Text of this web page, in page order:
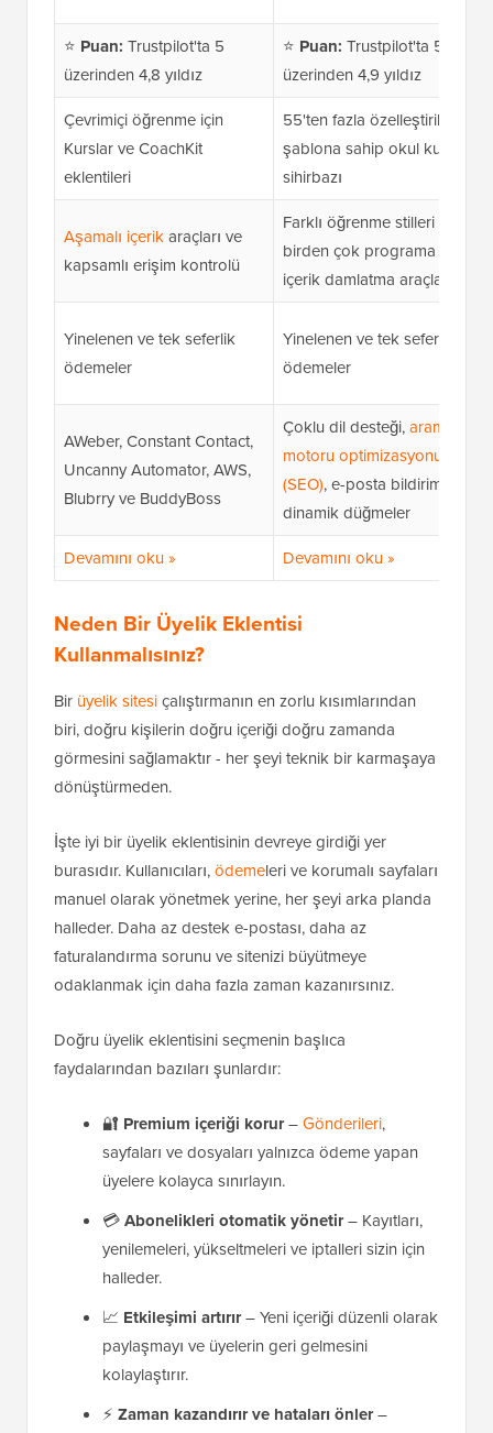
⭐ Puan: Trustpilot'ta 5
üzerinden 4,8 yıldız
⭐ Puan: Trustpilot'ta 5
üzerinden 4,9 yıldız
Çevrimiçi öğrenme için
Kurslar ve CoachKit
eklentileri
55'ten fazla özelleştirilebilir
şablona sahip okul kurulum
sihirbazı
Aşamalı içerikaraçları ve
kapsamlı erişim kontrolü
Farklı öğrenme stilleri için
birden çok programa sahip
içerik damlatma araçları
Yinelenen ve tek seferlik
ödemeler
Yinelenen ve tek seferlik
ödemeler
AWeber, Constant Contact,
Uncanny Automator, AWS,
Blubrry ve BuddyBoss
Çoklu dil desteği,arama
motoru optimizasyonu
(SEO), e-posta bildirimi ve
dinamik düğmeler
Devamını oku »
Devamını oku »
Neden Bir Üyelik Eklentisi
Kullanmalısınız?
Bir üyelik sitesiçalıştırmanın en zorlu kısımlarından
biri, doğru kişilerin doğru içeriği doğru zamanda
görmesini sağlamaktır - her şeyi teknik bir karmaşaya
dönüştürmeden.
İşte iyi bir üyelik eklentisinin devreye girdiği yer
burasıdır. Kullanıcıları,ödemeleri ve korumalı sayfaları
manuel olarak yönetmek yerine, her şeyi arka planda
halleder. Daha az destek e-postası, daha az
faturalandırma sorunu ve sitenizi büyütmeye
odaklanmak için daha fazla zaman kazanırsınız.
Doğru üyelik eklentisini seçmenin başlıca
faydalarından bazıları şunlardır:
🔐 Premium içeriği korur–Gönderileri,
sayfaları ve dosyaları yalnızca ödeme yapan
üyelere kolayca sınırlayın.
💳Abonelikleri otomatik yönetir– Kayıtları,
yenilemeleri, yükseltmeleri ve iptalleri sizin için
halleder.
📈 Etkileşimi artırır– Yeni içeriği düzenli olarak
paylaşmayı ve üyelerin geri gelmesini
kolaylaştırır.
⚡ Zaman kazandırır ve hataları önler–